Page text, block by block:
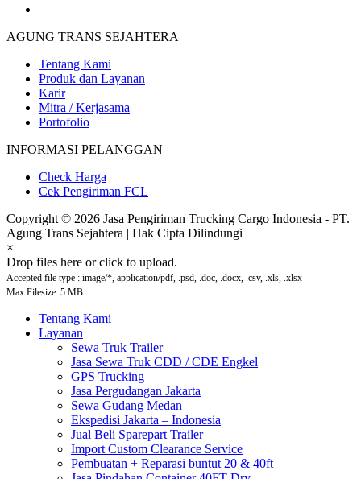
AGUNG TRANS SEJAHTERA
Tentang Kami
Produk dan Layanan
Karir
Mitra / Kerjasama
Portofolio
INFORMASI PELANGGAN
Check Harga
Cek Pengiriman FCL
Copyright © 2026 Jasa Pengiriman Trucking Cargo Indonesia - PT.
Agung Trans Sejahtera | Hak Cipta Dilindungi
×
Drop files here or click to upload.
Accepted file type : image/*, application/pdf, .psd, .doc, .docx, .csv, .xls, .xlsx
Max Filesize: 5 MB.
Tentang Kami
Layanan
Sewa Truk Trailer
Jasa Sewa Truk CDD / CDE Engkel
GPS Trucking
Jasa Pergudangan Jakarta
Sewa Gudang Medan
Ekspedisi Jakarta – Indonesia
Jual Beli Sparepart Trailer
Import Custom Clearance Service
Pembuatan + Reparasi buntut 20 & 40ft